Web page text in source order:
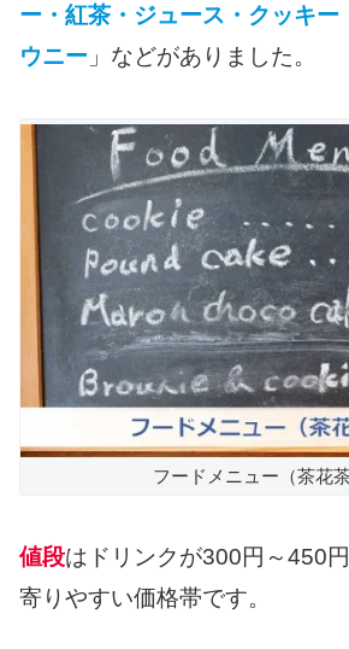
ー・紅茶・ジュース・クッキー
ウニー 」などがありました。
フードメニュー（茶花茶
値段はドリンクが300円～450
寄りやすい価格帯です。